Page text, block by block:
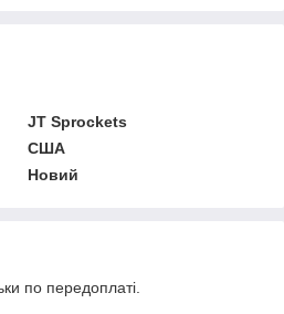
JT Sprockets
США
Новий
по передоплаті.